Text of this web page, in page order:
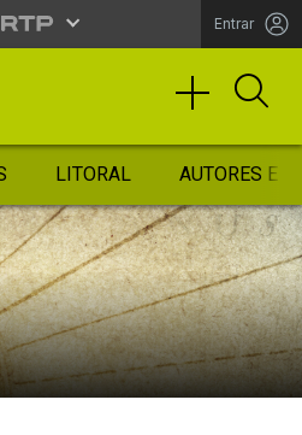
Entrar
LITORAL AUTORES